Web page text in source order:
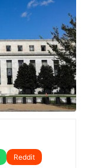
Reddit